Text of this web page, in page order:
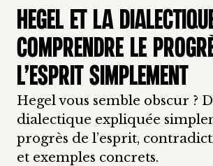
HEGEL ET LA
COMPRENDRE LE
L’ESPRIT SIMPLEMENT
Hegel vous semble obscur ?
dialectique expliquée
progrès de l’esprit,
et exemples concrets.